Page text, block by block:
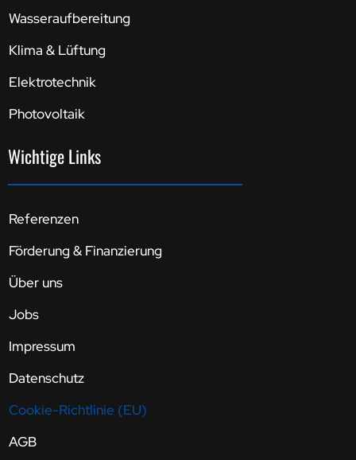
Wasseraufbereitung
Klima & Lüftung
Elektrotechnik
Photovoltaik
Wichtige Links
Referenzen
Förderung & Finanzierung
Über uns
Jobs
Impressum
Datenschutz
Cookie-Richtlinie (EU)
AGB